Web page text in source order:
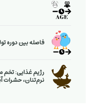
فاصله بین دوره
رژیم غذایی: تخم
نرم‌تنان، حشرات